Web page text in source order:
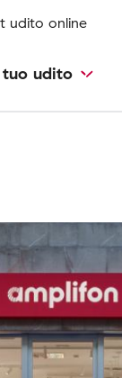
udito online
tuo udito